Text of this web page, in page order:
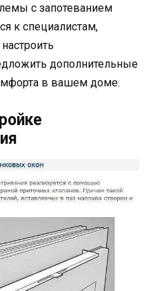
с запотеванием
к специалистам,
дополнительные
в вашем доме.